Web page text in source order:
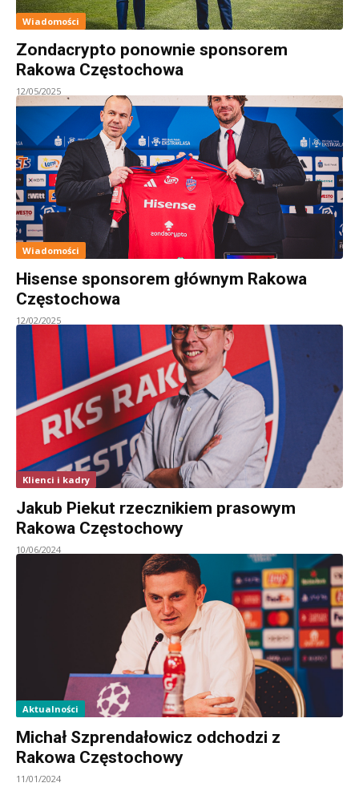
Wiadomości
Zondacrypto ponownie sponsorem
Rakowa Częstochowa
12/05/2025
Wiadomości
Hisense sponsorem głównym Rakowa
Częstochowa
12/02/2025
Klienci i kadry
Jakub Piekut rzecznikiem prasowym
Rakowa Częstochowy
10/06/2024
Aktualności
Michał Szprendałowicz odchodzi z
Rakowa Częstochowy
11/01/2024